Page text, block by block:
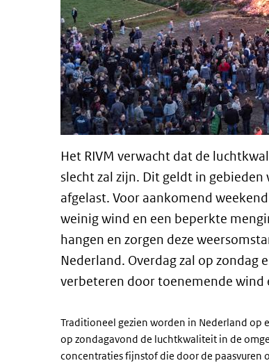
Het RIVM verwacht dat de
slecht zal zijn. Dit geldt in
afgelast. Voor aankomend
weinig wind en een beperkte
hangen en zorgen deze
Nederland. Overdag zal op
verbeteren door toenemende wind
Traditioneel gezien worden in Nederland op
op zondagavond de luchtkwaliteit in de
concentraties fijnstof die door de paasvuren